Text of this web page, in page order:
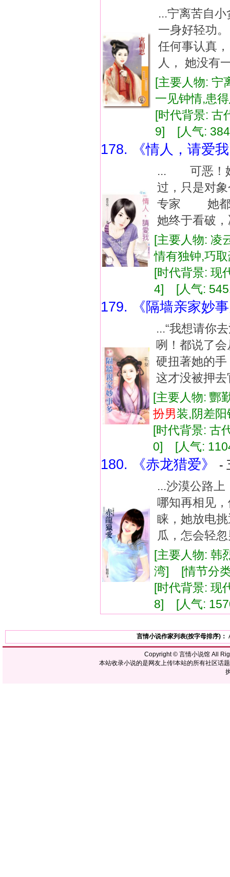
...宁离苦自
一身好轻功
任何事认真
人， 她没有
[主要人物:
一见钟情,患
[时代背景:
9] [人气:
178. 《情人，请爱
... 可恶！
过，只是对
专家 她都
她终于看破
[主要人物:
情有独钟,巧
[时代背景:
4] [人气:
179. 《隔墙亲家妙
...“我想请你
咧！都说了
硬扭著她的手
这才没被押
[主要人物:
扮男装,阴差
[时代背景:
0] [人气:
180. 《赤龙猎爱》
-
...沙漠公路上
哪知再相见
睐，她放电
瓜，怎会轻
[主要人物: 韩
湾] [情节分类
[时代背景:
8] [人气:
言情小说作家列表(按字母排序)：
Copyright © 言情小说馆All
本站收录小说的是网友上传!本站的所有社区话